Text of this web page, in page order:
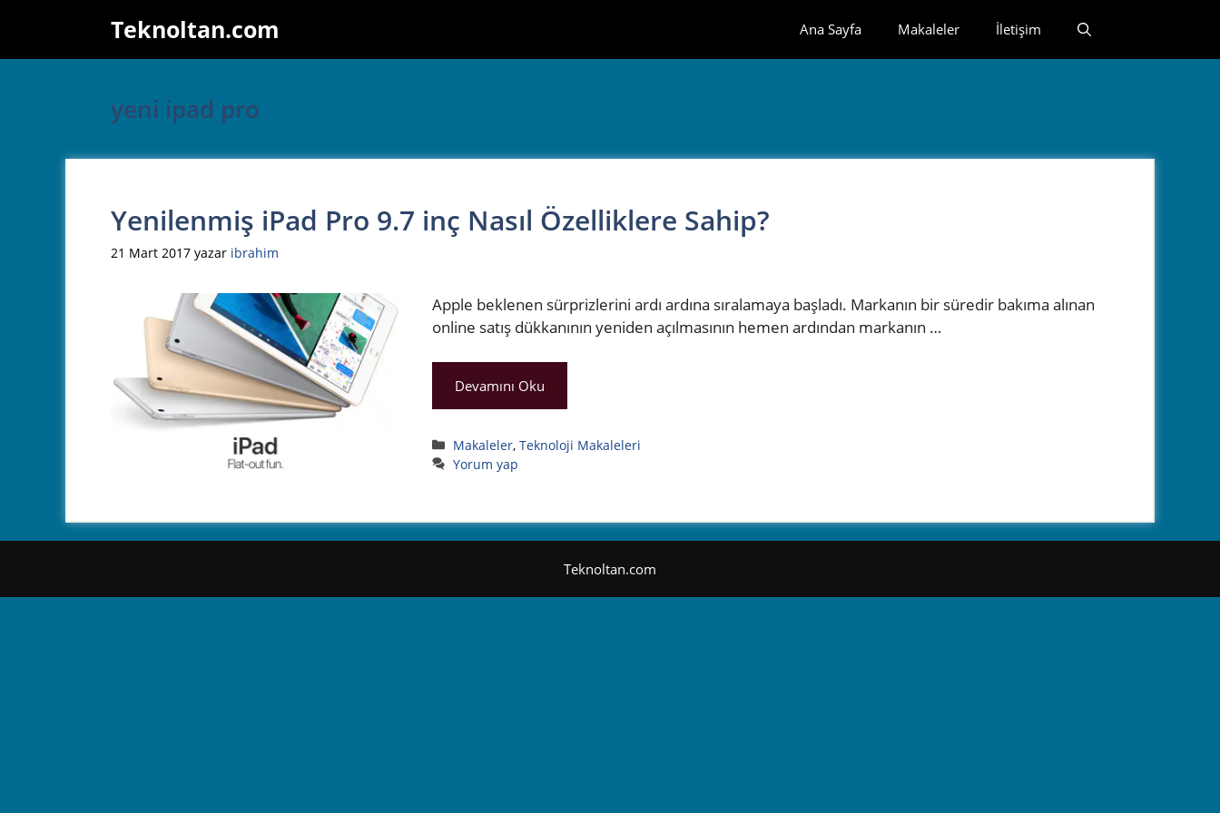
Teknoltan.com Ana Sayfa Makaleler İletişim
yeni ipad pro
Yenilenmiş iPad Pro 9.7 inç Nasıl Özelliklere Sahip?
21 Mart 2017 yazar ibrahim
Apple beklenen sürprizlerini ardı ardına sıralamaya başladı. Markanın bir süredir bakıma alınan
online satış dükkanının yeniden açılmasının hemen ardından markanın …
Devamını Oku
Kategoriler
Makaleler,Teknoloji Makaleleri
Yorum yap
Teknoltan.com